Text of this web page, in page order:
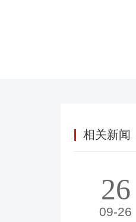
相关新闻
26
09-26